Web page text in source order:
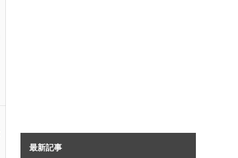
最新記事